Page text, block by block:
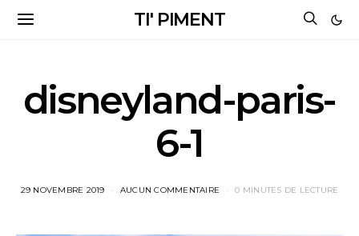
TI' PIMENT
disneyland-paris-
6-1
29 NOVEMBRE 2019 AUCUN COMMENTAIRE 0 MINUTES DE LECTURE